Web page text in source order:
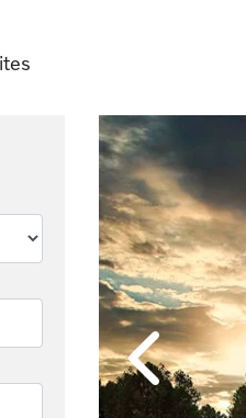
Anterior